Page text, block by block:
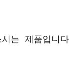
는 제품입니